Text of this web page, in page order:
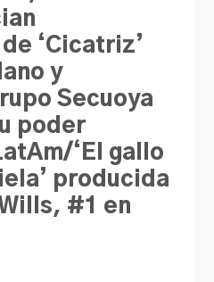
‘Cicatriz’
y
Secuoya
poder
‘El gallo
producida
#1 en